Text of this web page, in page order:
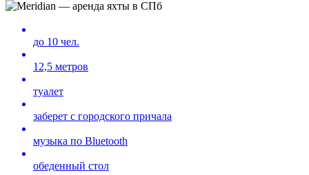
до 10 чел.
12,5 метров
туалет
заберет с городского причала
музыка по Bluetooth
обеденный стол